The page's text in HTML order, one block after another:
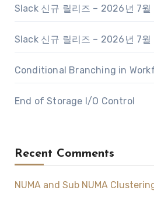
Slack 신규 릴리즈 – 2026년 7월
Slack 신규 릴리즈 – 2026년 7월
Conditional Branching in
End of Storage I/O Control
Recent Comments
NUMA and Sub NUMA